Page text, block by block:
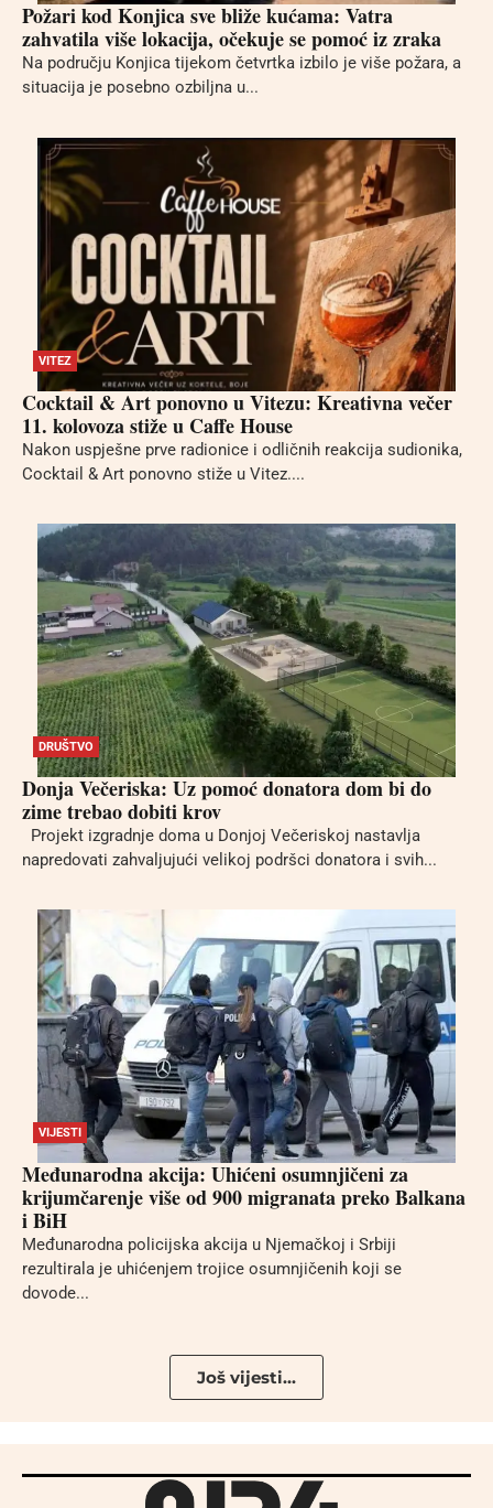
Požari kod Konjica sve bliže kućama: Vatra
zahvatila više lokacija, očekuje se pomoć iz zraka
Na području Konjica tijekom četvrtka izbilo je više požara, a
situacija je posebno ozbiljna u...
VITEZ
Cocktail & Art ponovno u Vitezu: Kreativna večer
11. kolovoza stiže u Caffe House
Nakon uspješne prve radionice i odličnih reakcija sudionika,
Cocktail & Art ponovno stiže u Vitez....
DRUŠTVO
Donja Večeriska: Uz pomoć donatora dom bi do
zime trebao dobiti krov
Projekt izgradnje doma u Donjoj Večeriskoj nastavlja
napredovati zahvaljujući velikoj podršci donatora i svih...
VIJESTI
Međunarodna akcija: Uhićeni osumnjičeni za
krijumčarenje više od 900 migranata preko Balkana
i BiH
Međunarodna policijska akcija u Njemačkoj i Srbiji
rezultirala je uhićenjem trojice osumnjičenih koji se
dovode...
Još vijesti...